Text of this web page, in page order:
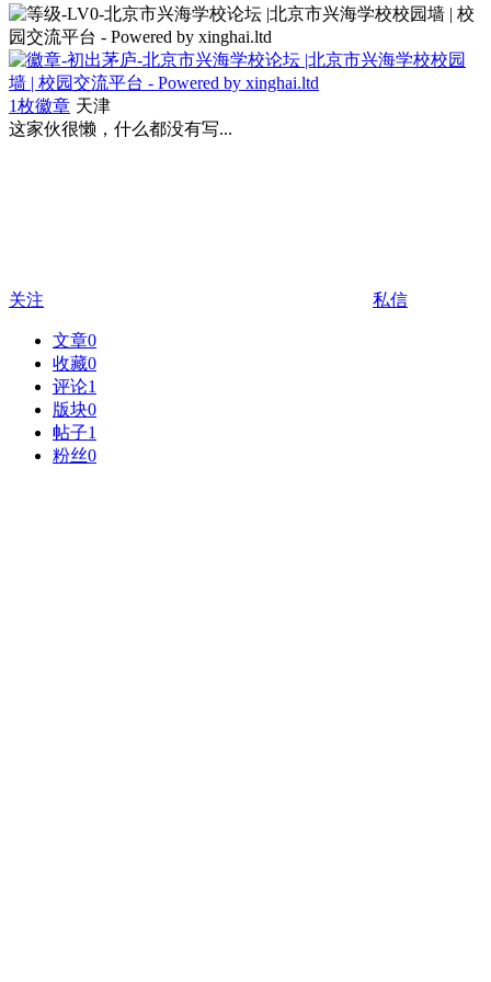
1枚徽章 天津
这家伙很懒，什么都没有写...
关注 私信
文章0
收藏0
评论1
版块0
帖子1
粉丝0